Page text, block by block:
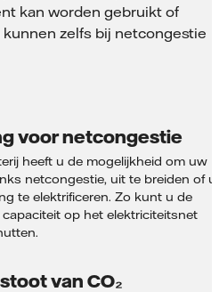
kan worden gebruikt of
zelfs bij netcongestie
voor netcongestie
heeft u de mogelijkheid om uw
netcongestie, uit te breiden of
te elektrificeren. Zo kunt u de
op het elektriciteitsnet
van CO₂